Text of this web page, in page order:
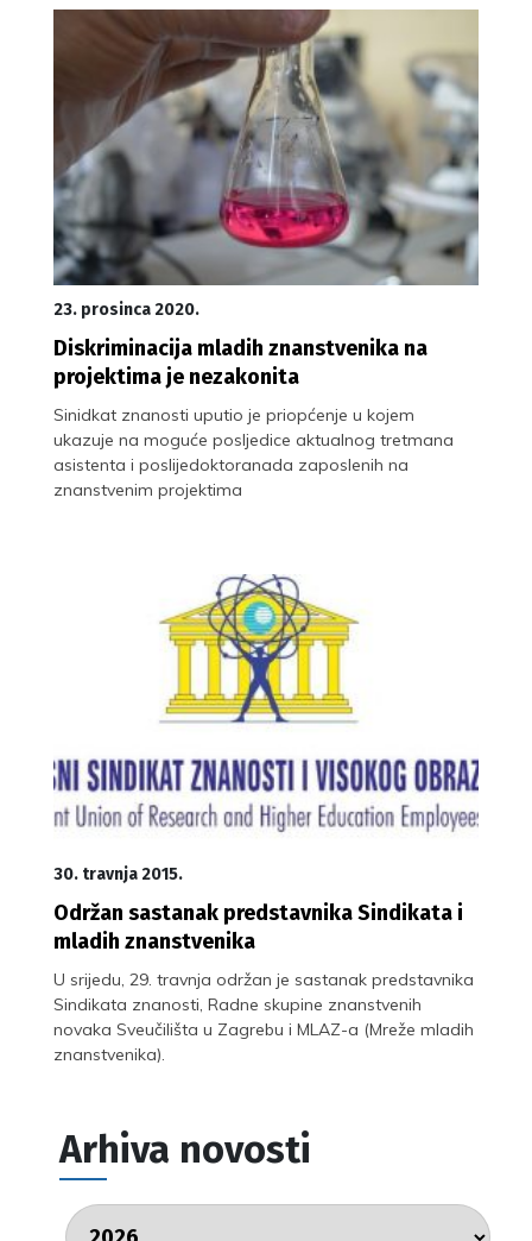
23. prosinca 2020.
Diskriminacija mladih znanstvenika na
projektima je nezakonita
Sinidkat znanosti uputio je priopćenje u kojem
ukazuje na moguće posljedice aktualnog tretmana
asistenta i poslijedoktoranada zaposlenih na
znanstvenim projektima
30. travnja 2015.
Održan sastanak predstavnika Sindikata i
mladih znanstvenika
U srijedu, 29. travnja održan je sastanak predstavnika
Sindikata znanosti, Radne skupine znanstvenih
novaka Sveučilišta u Zagrebu i MLAZ-a (Mreže mladih
znanstvenika).
Arhiva novosti